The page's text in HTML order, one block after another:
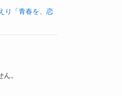
り「青春を、恋
。